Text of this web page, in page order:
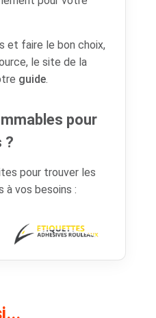
et faire le bon choix,
le site de la
guide.
pour
?
pour trouver les
à vos besoins :